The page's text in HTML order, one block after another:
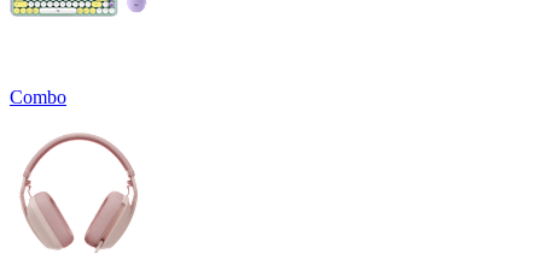
Combo